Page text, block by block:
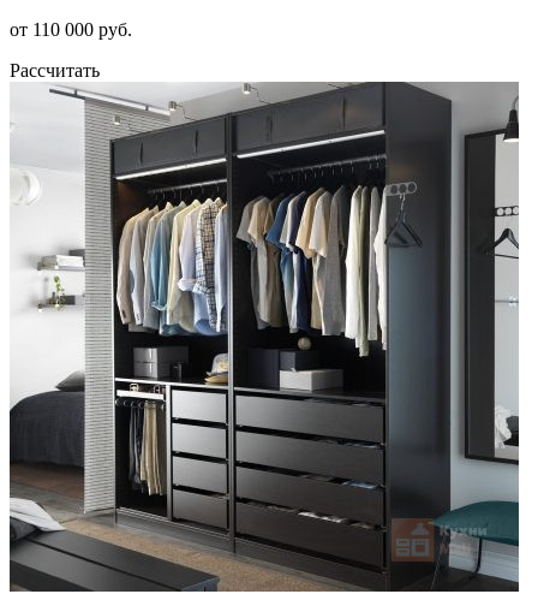
от 110 000 руб.
Рассчитать